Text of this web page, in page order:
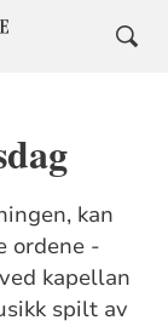
kan
ordene -
kapellan
spilt av